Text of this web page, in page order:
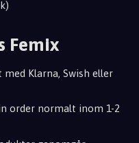
Femix
med Klarna, Swish eller
order normalt inom 1-2